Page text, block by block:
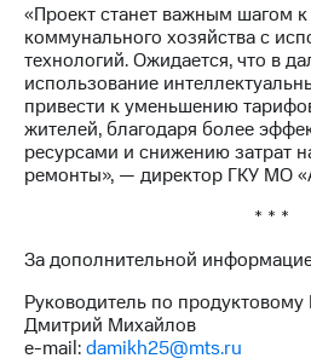
облигаций
Описание
Еврооблигации-2023
Уведомление
о
погашении
именных
Реквизиты
Контакты
развитие
«Проект станет важным шагом
коммунального хозяйства с
технологий. Ожидается, что в
использование
привести к уменьшению
жителей, благодаря более
ресурсами и снижению затрат
ремонты», — директор ГКУ МО
* * *
За дополнительной
Руководитель по
Дмитрий Михайлов
e-mail:damikh25@mts.ru